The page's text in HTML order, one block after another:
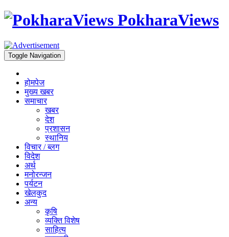
PokharaViews
Toggle Navigation
होमपेज
मुख्य खबर
समाचार
खबर
देश
प्रशासन
स्थानिय
विचार / ब्लग
विदेश
अर्थ
मनोरन्जन
पर्यटन
खेलकुद
अन्य
कृषि
व्यक्ति विशेष
साहित्य